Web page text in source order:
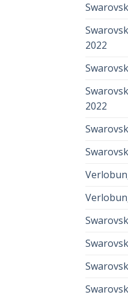
2022
2022